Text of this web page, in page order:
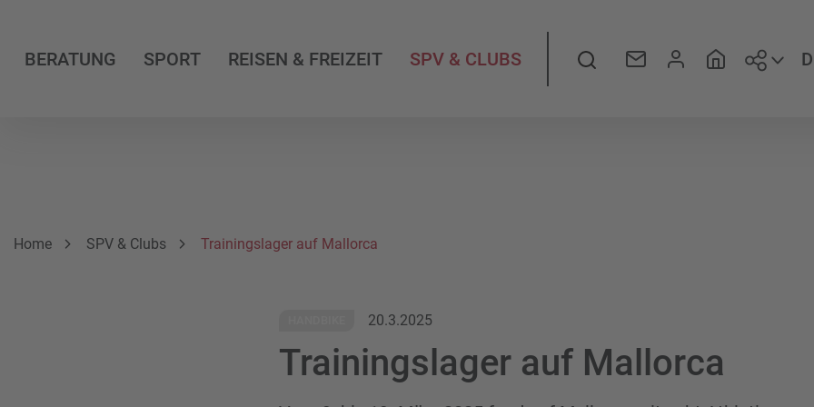
BERATUNG SPORT REISEN & FREIZEIT SPV & CLUBS Suche
Breadcrumbnavigation
Sie befinden sich hier:
Home SPV & Clubs Trainingslager auf Mallorca
20.3.2025
Trainingslager auf Mallorca